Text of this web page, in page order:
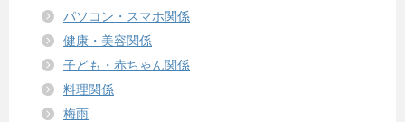
パソコン・スマホ関係
健康・美容関係
子ども・赤ちゃん関係
料理関係
梅雨